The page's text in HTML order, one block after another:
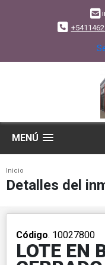
MENÚ
Inicio
Detalles del
Código. 10027800
LOTE EN